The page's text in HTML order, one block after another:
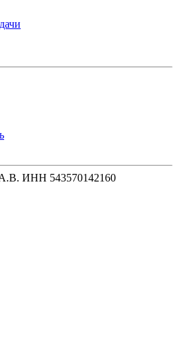
ИНН 543570142160